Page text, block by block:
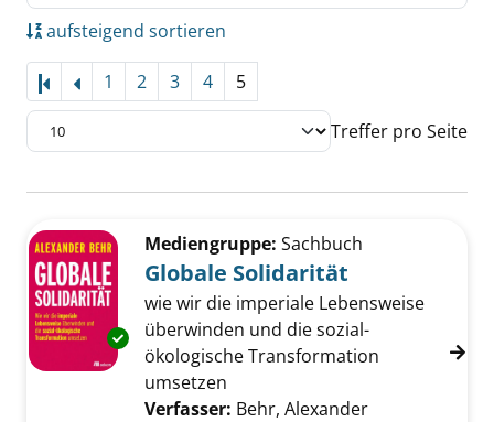
aufsteigend sortieren
1 2 3 4 5
Treffer pro Seite
Zu den Suchfiltern springen
Exemplar-Details von Globale Solidarität
Mediengruppe: Sachbuch
Globale Solidarität
wie wir die imperiale Lebensweise
überwinden und die sozial-
ökologische Transformation
umsetzen
Verfasser: Behr, Alexander